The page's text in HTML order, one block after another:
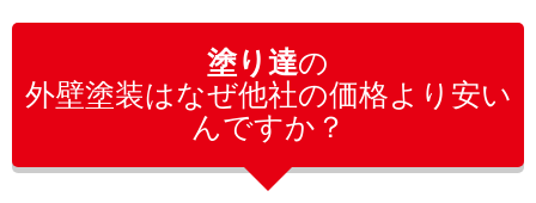
塗り達の
外壁塗装はなぜ他社の価格より安い
んですか？